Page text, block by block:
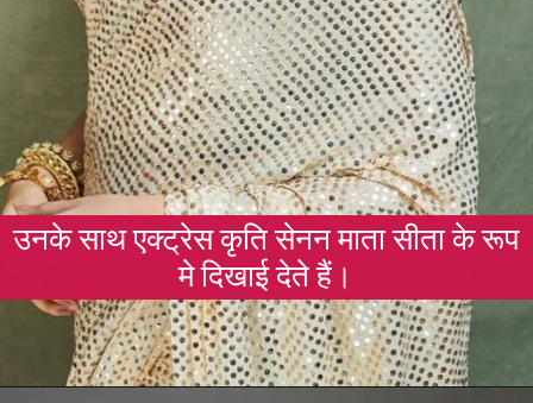
उनके साथ एक्ट्रेस कृति सेनन माता सीता के रूप
मे दिखाई देते हैं।